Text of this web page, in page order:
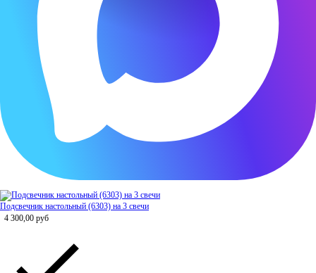
Подсвечник настольный (6303) на 3 свечи
4 300,00 руб